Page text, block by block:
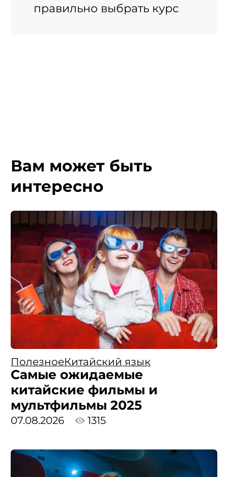
правильно выбрать курс
Вам может быть
интересно
ПолезноеКитайский язык
Самые ожидаемые
китайские фильмы и
мультфильмы 2025
07.08.2026 1315